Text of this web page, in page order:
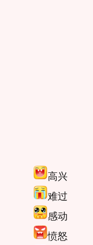
高兴
难过
感动
愤怒